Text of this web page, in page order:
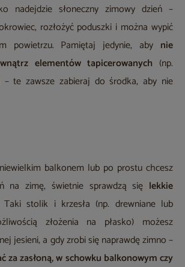
nadejdzie słoneczny zimowy dzień –
rozłożyć poduszki i można wypić
powietrzu. Pamiętaj jedynie, aby nie
elementów tapicerowanych (np.
– te zawsze zabieraj do środka, aby nie
balkonem lub po prostu chcesz
na zimę, świetnie sprawdzą się lekkie
stolik i krzesła (np. drewniane lub
złożenia na płasko) możesz
jesieni, a gdy zrobi się naprawdę zimno –
za zasłoną, w schowku balkonowym czy